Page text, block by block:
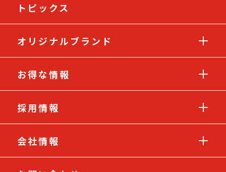
トピックス
オリジナルブランド
お得な情報
採用情報
会社情報